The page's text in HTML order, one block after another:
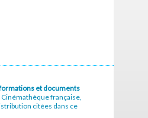
et documents
Cinémathèque française,
citées dans ce